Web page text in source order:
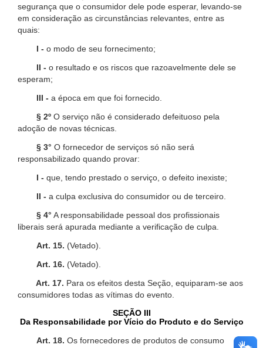
segurança que o consumidor dele pode esperar, levando-se
em consideração as circunstâncias relevantes, entre as
quais:
I - o modo de seu fornecimento;
II - o resultado e os riscos que razoavelmente dele se
esperam;
III - a época em que foi fornecido.
§ 2º O serviço não é considerado defeituoso pela
adoção de novas técnicas.
§ 3° O fornecedor de serviços só não será
responsabilizado quando provar:
I - que, tendo prestado o serviço, o defeito inexiste;
II - a culpa exclusiva do consumidor ou de terceiro.
§ 4° A responsabilidade pessoal dos profissionais
liberais será apurada mediante a verificação de culpa.
Art. 15. (Vetado).
Art. 16. (Vetado).
Art. 17. Para os efeitos desta Seção, equiparam-se aos
consumidores todas as vítimas do evento.
SEÇÃO III
Da Responsabilidade por Vício do Produto e do Serviço
Art. 18. Os fornecedores de produtos de consumo